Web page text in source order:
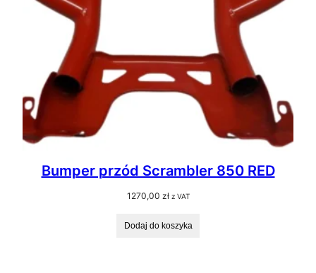
Bumper przód Scrambler 850 RED
1270,00 zł z VAT
Dodaj do koszyka